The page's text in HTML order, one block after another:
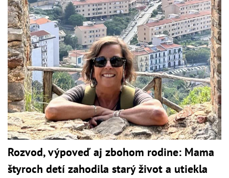
Rozvod, výpoveď aj zbohom rodine: Mama
štyroch detí zahodila starý život a utiekla